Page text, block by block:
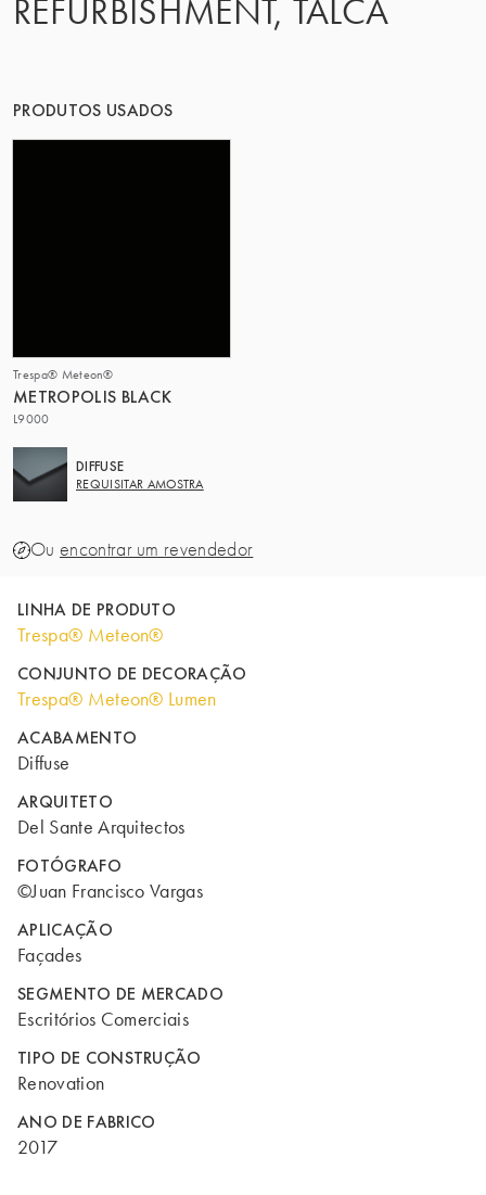
REFURBISHMENT, TALCA
PRODUTOS USADOS
Trespa® Meteon®
METROPOLIS BLACK
L9000
DIFFUSE
REQUISITAR AMOSTRA
Ou encontrar um revendedor
LINHA DE PRODUTO
Trespa® Meteon®
CONJUNTO DE DECORAÇÃO
Trespa® Meteon® Lumen
ACABAMENTO
Diffuse
ARQUITETO
Del Sante Arquitectos
FOTÓGRAFO
©Juan Francisco Vargas
APLICAÇÃO
Façades
SEGMENTO DE MERCADO
Escritórios Comerciais
TIPO DE CONSTRUÇÃO
Renovation
ANO DE FABRICO
2017